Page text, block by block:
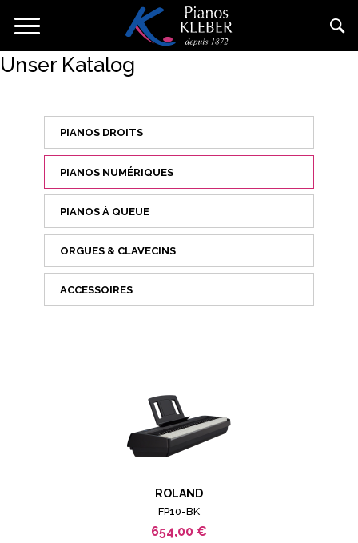
zum Navigation
Unser Katalog
PIANOS DROITS
PIANOS NUMÉRIQUES
PIANOS À QUEUE
ORGUES & CLAVECINS
ACCESSOIRES
ROLAND
FP10-BK
654,00 €